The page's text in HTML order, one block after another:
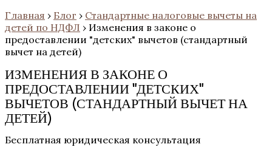
Главная › Блог › Стандартные налоговые вычеты на
детей по НДФЛ › Изменения в законе о
предоставлении "детских" вычетов (стандартный
вычет на детей)
ИЗМЕНЕНИЯ В ЗАКОНЕ О
ПРЕДОСТАВЛЕНИИ "ДЕТСКИХ"
ВЫЧЕТОВ (СТАНДАРТНЫЙ ВЫЧЕТ НА
ДЕТЕЙ)
Бесплатная юридическая консультация